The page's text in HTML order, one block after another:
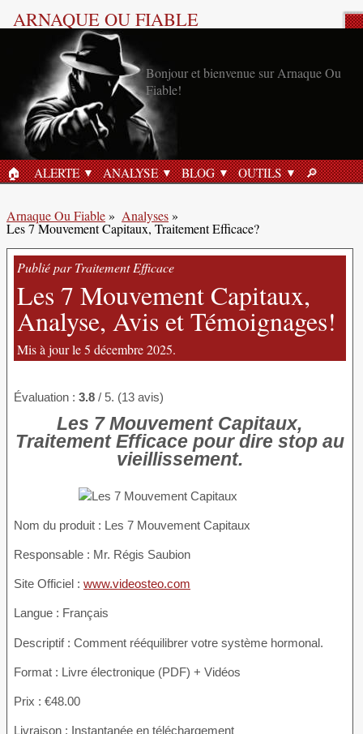
ARNAQUE OU FIABLE
Bonjour et bienvenue sur Arnaque Ou
Fiable!
ACCUEIL
🏠︎ ALERTE ANALYSE BLOG OUTILS 🔎︎
Arnaque Ou Fiable» Analyses»
Les 7 Mouvement Capitaux, Traitement Efficace?
Publié par Traitement Efficace
Les 7 Mouvement Capitaux,
Analyse, Avis et Témoignages!
Mis à jour le 5 décembre 2025.
Évaluation : 3.8 / 5. (13 avis)
Les 7 Mouvement Capitaux,
Traitement Efficace pour dire stop au
vieillissement.
Nom du produit : Les 7 Mouvement Capitaux
Responsable : Mr. Régis Saubion
Site Officiel : www.videosteo.com
Langue : Français
Descriptif : Comment rééquilibrer votre système hormonal.
Format : Livre électronique (PDF) + Vidéos
Prix : €48.00
Livraison : Instantanée en téléchargement